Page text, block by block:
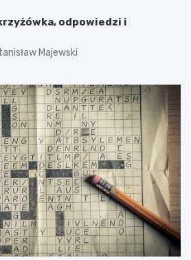
odpowiedzi i
Majewski